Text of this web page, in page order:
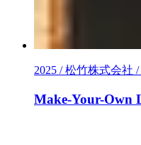
2025 / 松竹株式会社
Make-Your-Own